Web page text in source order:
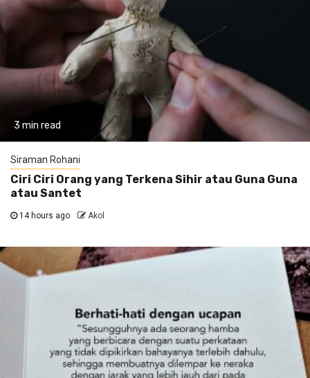
3 min read
Siraman Rohani
Ciri Ciri Orang yang Terkena Sihir atau Guna Guna
atau Santet
14 hours ago Akol